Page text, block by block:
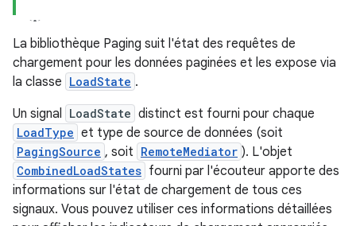
La bibliothèque Paging suit l'état des requêtes de
chargement pour les données paginées et les expose via
la classe LoadState .
Un signal LoadState distinct est fourni pour chaque
LoadType et type de source de données (soit
PagingSource , soit RemoteMediator ). L'objet
CombinedLoadStates fourni par l'écouteur apporte des
informations sur l'état de chargement de tous ces
signaux. Vous pouvez utiliser ces informations détaillées